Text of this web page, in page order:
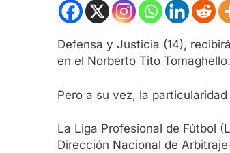
Defensa y Justicia (14),
en el Norberto Tito Tomaghello.
Pero a su vez, la
La Liga Profesional de Fútbol
Dirección Nacional de